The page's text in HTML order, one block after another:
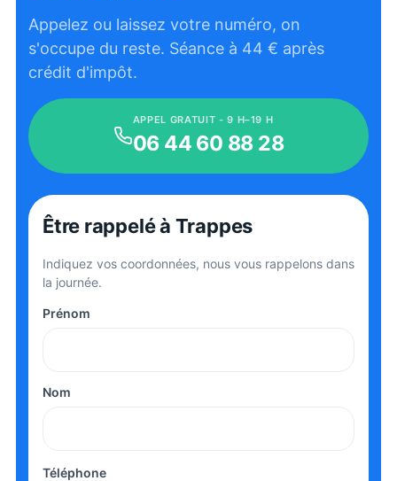
Appelez ou laissez votre numéro, on
s'occupe du reste. Séance à 44 € après
crédit d'impôt.
APPEL GRATUIT - 9 H–19 H
06 44 60 88 28
Être rappeléà Trappes
Indiquez vos coordonnées, nous vous rappelons dans
la journée.
Prénom
Nom
Téléphone